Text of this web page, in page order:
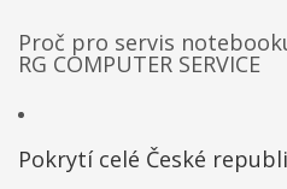
Proč pro servis
RG COMPUTER SERVICE
Pokrytí celé České